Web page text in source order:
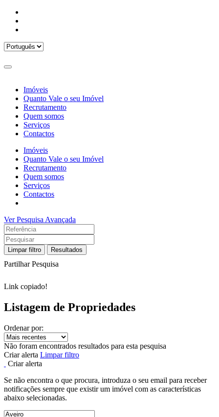
Imóveis
Quanto Vale o seu Imóvel
Recrutamento
Quem somos
Serviços
Contactos
Imóveis
Quanto Vale o seu Imóvel
Recrutamento
Quem somos
Serviços
Contactos
Ver Pesquisa Avançada
Limpar filtro Resultados
Partilhar Pesquisa
Link copiado!
Listagem de Propriedades
Ordenar por:
Não foram encontrados resultados para esta pesquisa
Criar alerta Limpar filtro
Criar alerta
Se não encontra o que procura, introduza o seu email para receber
notificações sempre que existir um imóvel com as características
abaixo selecionadas.